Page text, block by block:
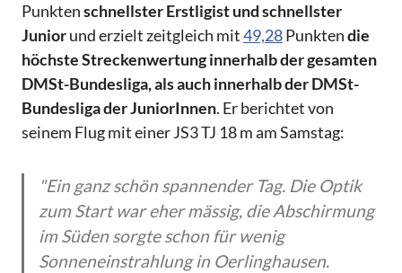
Punktenschnellster Erstligist und schnellster
Juniorund erzielt zeitgleich mit49,28Punktendie
höchste Streckenwertung innerhalb der gesamten
DMSt-Bundesliga, als auch innerhalb der DMSt-
Bundesliga der JuniorInnen. Er berichtet von
seinem Flug mit einer JS3 TJ 18 m am Samstag:
"Ein ganz schön spannender Tag. Die Optik
zum Start war eher mässig, die Abschirmung
im Süden sorgte schon für wenig
Sonneneinstrahlung in Oerlinghausen.